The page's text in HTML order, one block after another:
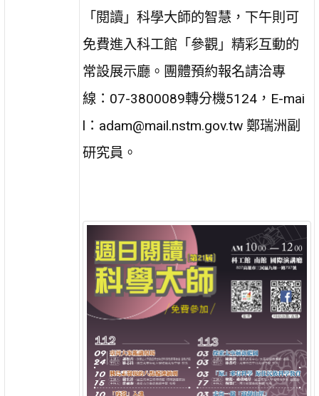
「閱讀」科學大師的智慧，下午則可
免費進入科工館「參觀」精彩互動的
常設展示廳。團體預約報名請洽專
線：07-3800089轉分機5124，E-mai
l：adam@mail.nstm.gov.tw 鄭瑞洲副
研究員。